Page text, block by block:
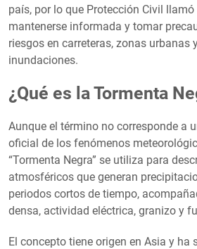
país, por lo que Protección Civil
mantenerse informada y tomar
riesgos en carreteras, zonas urbanas
inundaciones.
¿Qué es la Tormenta
Aunque el término no corresponde a
oficial de los fenómenos
“Tormenta Negra” se utiliza para
atmosféricos que generan
periodos cortos de tiempo,
densa, actividad eléctrica, granizo y
El concepto tiene origen en Asia y ha